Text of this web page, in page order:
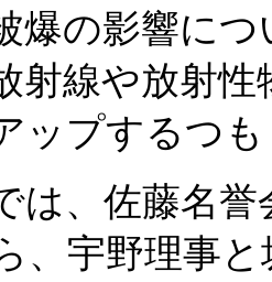
爆の影響に
射線や放射
ップするつ
は、佐藤名
、宇野理事